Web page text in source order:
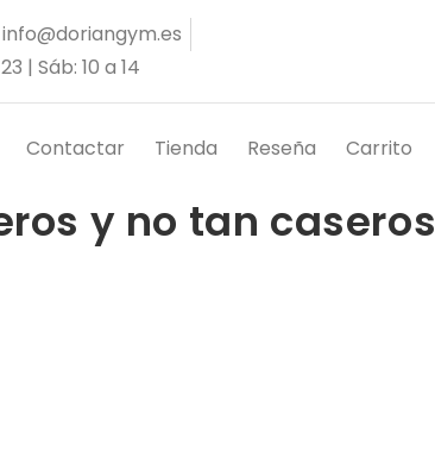
info@doriangym.es
| Sáb: 10 a 14
Contactar Tienda Reseña Carrito
y no tan caseros